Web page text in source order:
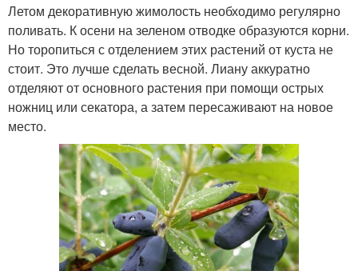
Летом декоративную жимолость необходимо регулярно
поливать. К осени на зеленом отводке образуются корни.
Но торопиться с отделением этих растений от куста не
стоит. Это лучше сделать весной. Лиану аккуратно
отделяют от основного растения при помощи острых
ножниц или секатора, а затем пересаживают на новое
место.